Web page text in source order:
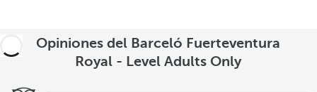
Opiniones del Barceló Fuerteventura
Royal - Level Adults Only